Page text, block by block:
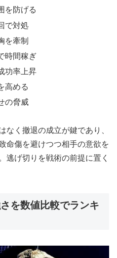
を防げる
で対処
を牽制
時間稼ぎ
功率上昇
高める
の脅威
なく撤退の成立が鍵であり、
命傷を避けつつ相手の意欲を
逃げ切りを戦術の前提に置く
を数値比較でランキ